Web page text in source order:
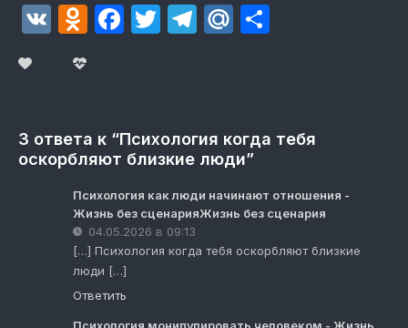
VK Odnoklassniki
Facebook
Twitter
Telegram
Mail.Ru
3 ответа к “Психология когда тебя
оскорбляют близкие люди”
Психология как люди начинают отношения -
Жизнь без сценарияЖизнь без сценария
04.05.2026 в 09:13
[…] Психология когда тебя оскорбляют близкие
люди […]
Ответить